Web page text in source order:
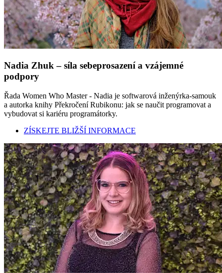
Nadia Zhuk – síla sebeprosazení a vzájemné
podpory
Řada Women Who Master - Nadia je softwarová inženýrka-samouk
a autorka knihy Překročení Rubikonu: jak se naučit programovat a
vybudovat si kariéru programátorky.
ZÍSKEJTE BLIŽŠÍ INFORMACE